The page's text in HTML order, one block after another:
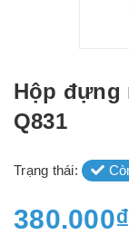
Hộp đựng
Q831
Trạng thái:
380.000₫